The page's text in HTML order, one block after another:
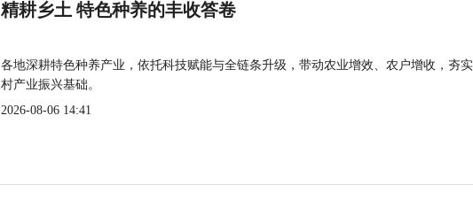
精耕乡土 特色种养的丰收答卷
各地深耕特色种养产业，依托科技赋能与全链条升级，带动农业增效、农户增收，夯
村产业振兴基础。
2026-08-06 14:41